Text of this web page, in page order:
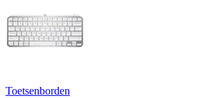
Toetsenborden